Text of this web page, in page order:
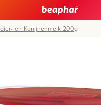
en Konijnenmelk 200g